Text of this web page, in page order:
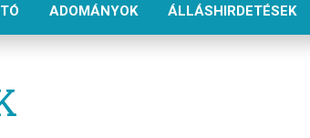
ADOMÁNYOK ÁLLÁSHIRDETÉSEK